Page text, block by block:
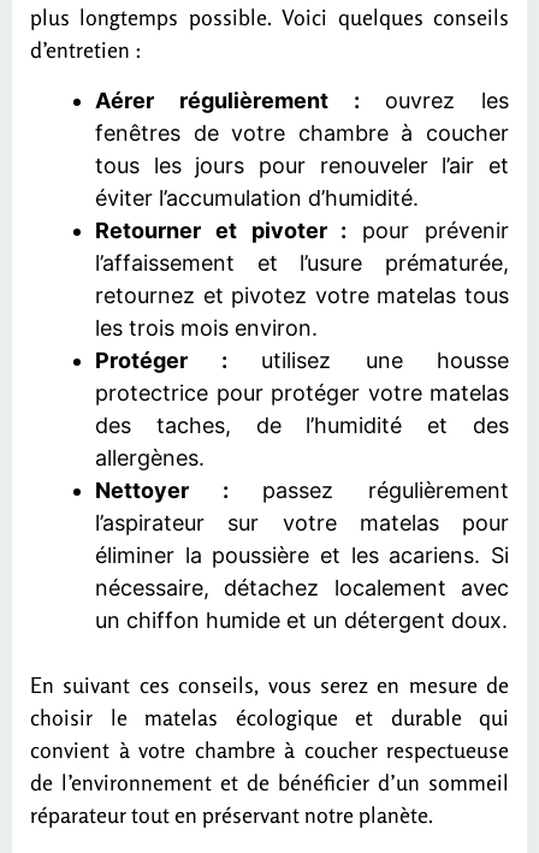
plus longtemps possible. Voici quelques conseils
d’entretien :
Aérer régulièrement : ouvrez les
fenêtres de votre chambre à coucher
tous les jours pour renouveler l’air et
éviter l’accumulation d’humidité.
Retourner et pivoter : pour prévenir
l’affaissement et l’usure prématurée,
retournez et pivotez votre matelas tous
les trois mois environ.
Protéger : utilisez une housse
protectrice pour protéger votre matelas
des taches, de l’humidité et des
allergènes.
Nettoyer : passez régulièrement
l’aspirateur sur votre matelas pour
éliminer la poussière et les acariens. Si
nécessaire, détachez localement avec
un chiffon humide et un détergent doux.
En suivant ces conseils, vous serez en mesure de
choisir le matelas écologique et durable qui
convient à votre chambre à coucher respectueuse
de l’environnement et de bénéficier d’un sommeil
réparateur tout en préservant notre planète.